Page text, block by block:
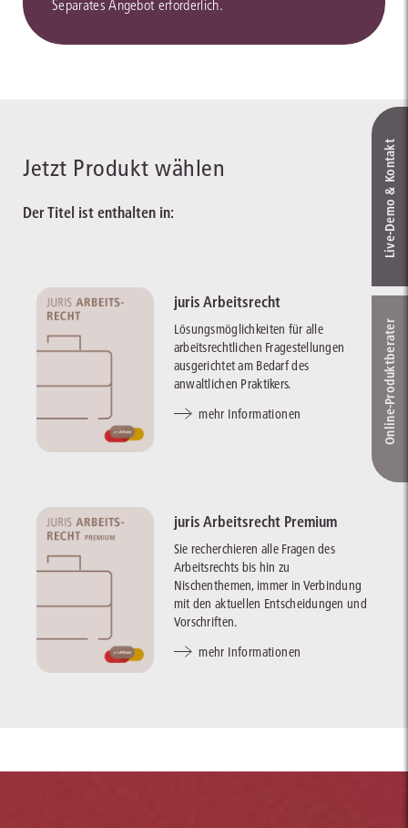
Separates Angebot erforderlich.
Jetzt Produkt wählen
Der Titel ist enthalten in:
juris Arbeitsrecht
Lösungsmöglichkeiten für alle
arbeitsrechtlichen Fragestellungen
ausgerichtet am Bedarf des
anwaltlichen Praktikers.
mehr Informationen
juris Arbeitsrecht Premium
Sie recherchieren alle Fragen des
Arbeitsrechts bis hin zu
Nischenthemen, immer in Verbindung
mit den aktuellen Entscheidungen und
Vorschriften.
mehr Informationen
Live‑Demo & Kontakt
Online-Produkt­berater